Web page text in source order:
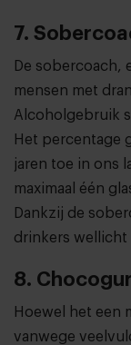
7.
De sobercoach,
mensen met
Alcoholgebruik
Het percentage
jaren toe in ons
maximaal één
Dankzij de
drinkers wellicht
8.
Hoewel het een
vanwege